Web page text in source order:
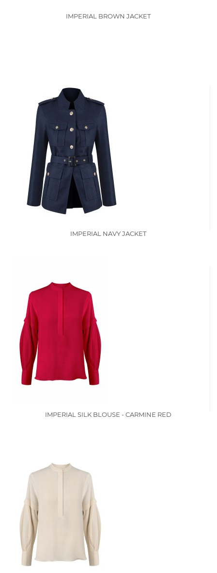
IMPERIAL BROWN JACKET
IMPERIAL NAVY JACKET
IMPERIAL SILK BLOUSE - CARMINE RED